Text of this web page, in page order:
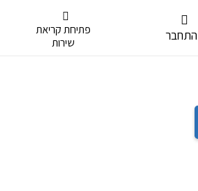
פתיחת קריאת
שירות
התחבר